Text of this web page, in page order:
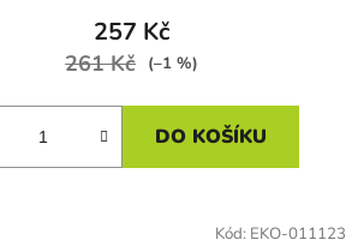
257 Kč
261 Kč (–1 %)
DO KOŠÍKU
Kód: EKO-011123